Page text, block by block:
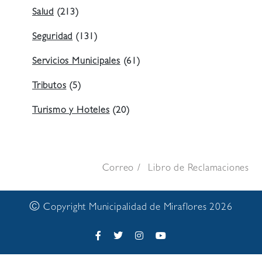
Salud (213)
Seguridad (131)
Servicios Municipales (61)
Tributos (5)
Turismo y Hoteles (20)
Correo Libro de Reclamaciones
© Copyright Municipalidad de Miraflores 2026